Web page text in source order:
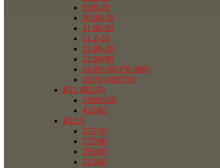
9.00-20
10.00-20
11.00-20
11.2-20
12.00-20
12.00/80
14.00-20(370-508)
16/70 (405/70)
R21 (R533)
1300/530
425/85
R22.5
275/70
275/80
295/80
315/60